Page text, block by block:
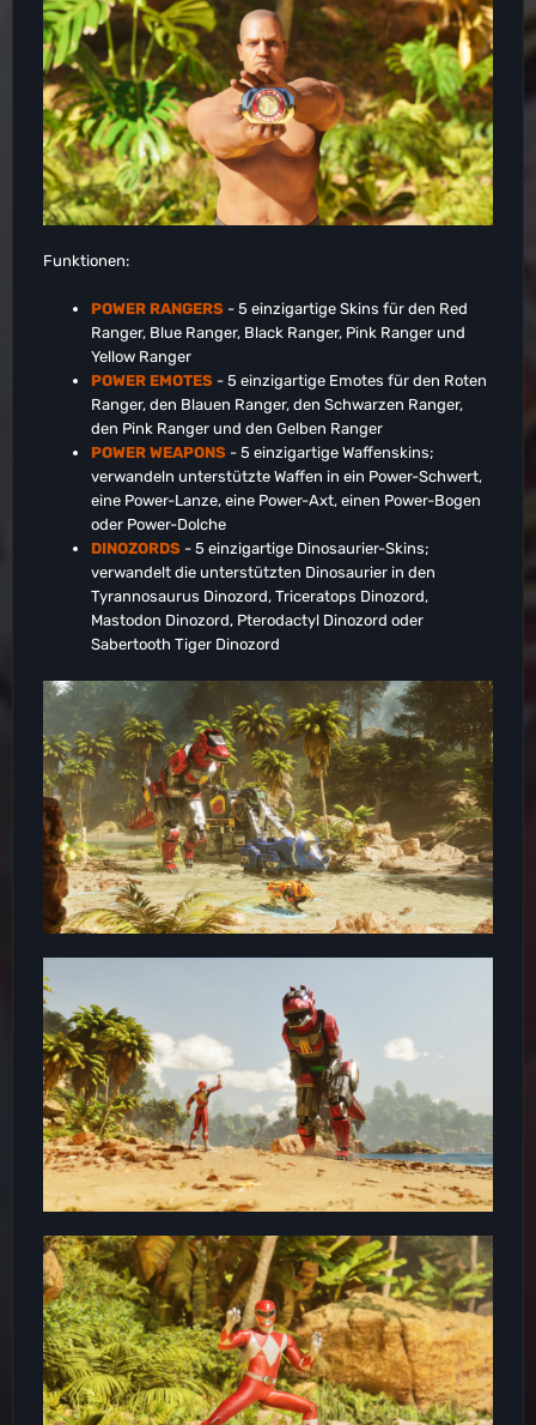
Funktionen:
POWER RANGERS - 5 einzigartige Skins für den Red
Ranger, Blue Ranger, Black Ranger, Pink Ranger und
Yellow Ranger
POWER EMOTES - 5 einzigartige Emotes für den Roten
Ranger, den Blauen Ranger, den Schwarzen Ranger,
den Pink Ranger und den Gelben Ranger
POWER WEAPONS - 5 einzigartige Waffenskins;
verwandeln unterstützte Waffen in ein Power-Schwert,
eine Power-Lanze, eine Power-Axt, einen Power-Bogen
oder Power-Dolche
DINOZORDS - 5 einzigartige Dinosaurier-Skins;
verwandelt die unterstützten Dinosaurier in den
Tyrannosaurus Dinozord, Triceratops Dinozord,
Mastodon Dinozord, Pterodactyl Dinozord oder
Sabertooth Tiger Dinozord